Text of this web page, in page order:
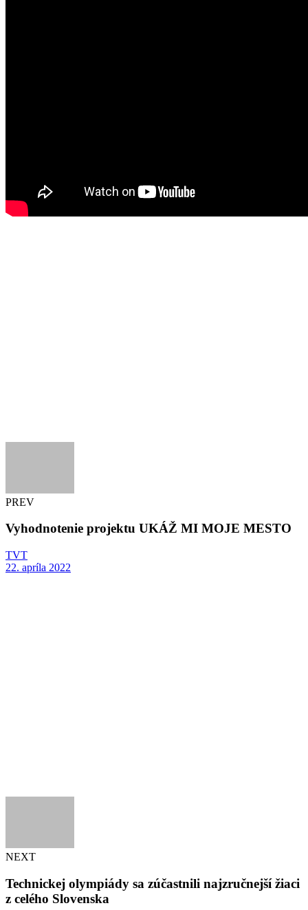
PREV
Vyhodnotenie projektu UKÁŽ MI MOJE MESTO
TVT
22. apríla 2022
NEXT
Technickej olympiády sa zúčastnili najzručnejší žiaci
z celého Slovenska